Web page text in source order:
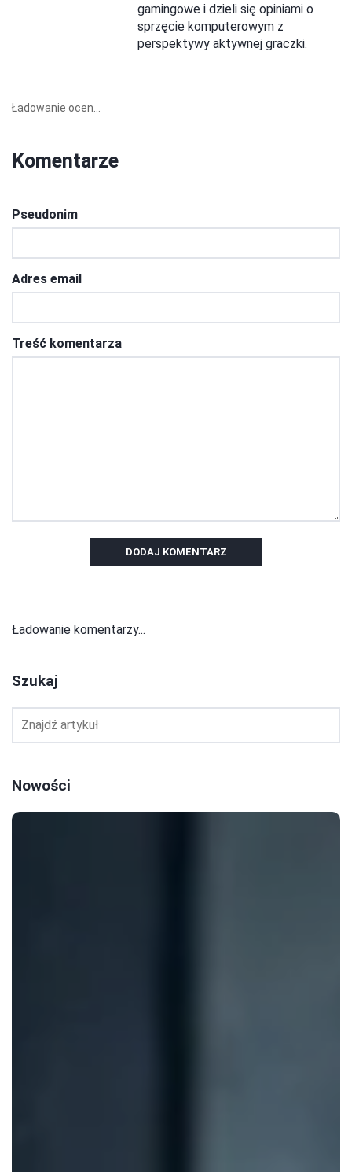
gamingowe i dzieli się opiniami o
sprzęcie komputerowym z
perspektywy aktywnej graczki.
Ładowanie ocen...
Komentarze
Pseudonim
Adres email
Treść komentarza
DODAJ KOMENTARZ
Ładowanie komentarzy...
Szukaj
Nowości